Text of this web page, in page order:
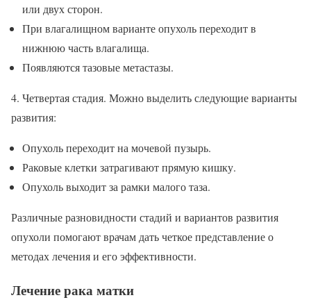
или двух сторон.
При влагалищном варианте опухоль переходит в
нижнюю часть влагалища.
Появляются тазовые метастазы.
4. Четвертая стадия. Можно выделить следующие варианты
развития:
Опухоль переходит на мочевой пузырь.
Раковые клетки затрагивают прямую кишку.
Опухоль выходит за рамки малого таза.
Различные разновидности стадий и вариантов развития
опухоли помогают врачам дать четкое представление о
методах лечения и его эффективности.
Лечение рака матки